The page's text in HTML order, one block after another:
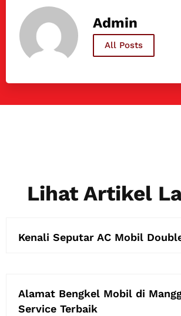
Admin
All Posts
Lihat Artikel
Kenali Seputar AC Mobil
Alamat Bengkel Mobil di
Service Terbaik